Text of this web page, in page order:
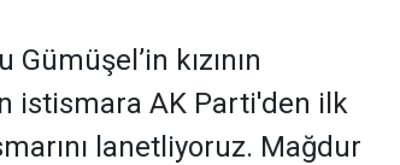
kızının
istismara AK Parti'den ilk
lanetliyoruz. Mağdur